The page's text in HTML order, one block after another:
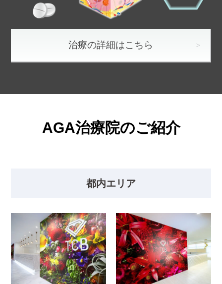
治療の詳細はこちら
AGA治療院のご紹介
都内エリア